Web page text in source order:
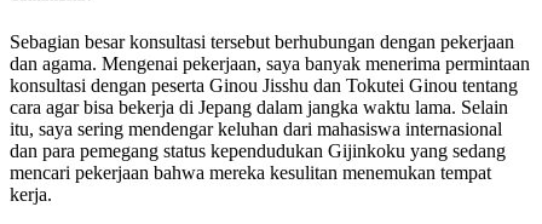
Sebagian besar konsultasi tersebut berhubungan dengan pekerjaan
dan agama. Mengenai pekerjaan, saya banyak menerima permintaan
konsultasi dengan peserta Ginou Jisshu dan Tokutei Ginou tentang
cara agar bisa bekerja di Jepang dalam jangka waktu lama. Selain
itu, saya sering mendengar keluhan dari mahasiswa internasional
dan para pemegang status kependudukan Gijinkoku yang sedang
mencari pekerjaan bahwa mereka kesulitan menemukan tempat
kerja.